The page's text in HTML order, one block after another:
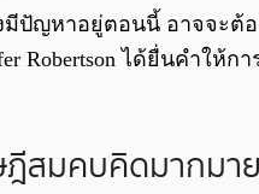
มีปัญหาอยู่ตอนนี้ อาจจะ
Robertson ได้ยื่นคำใ
ฎีสมคบคิดมากมาย